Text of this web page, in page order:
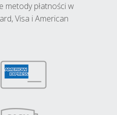
metody płatności w
Visa i American